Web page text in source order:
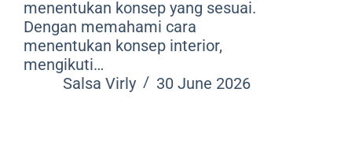
menentukan konsep yang sesuai.
Dengan memahami cara
menentukan konsep interior,
mengikuti…
Salsa Virly
30 June 2026